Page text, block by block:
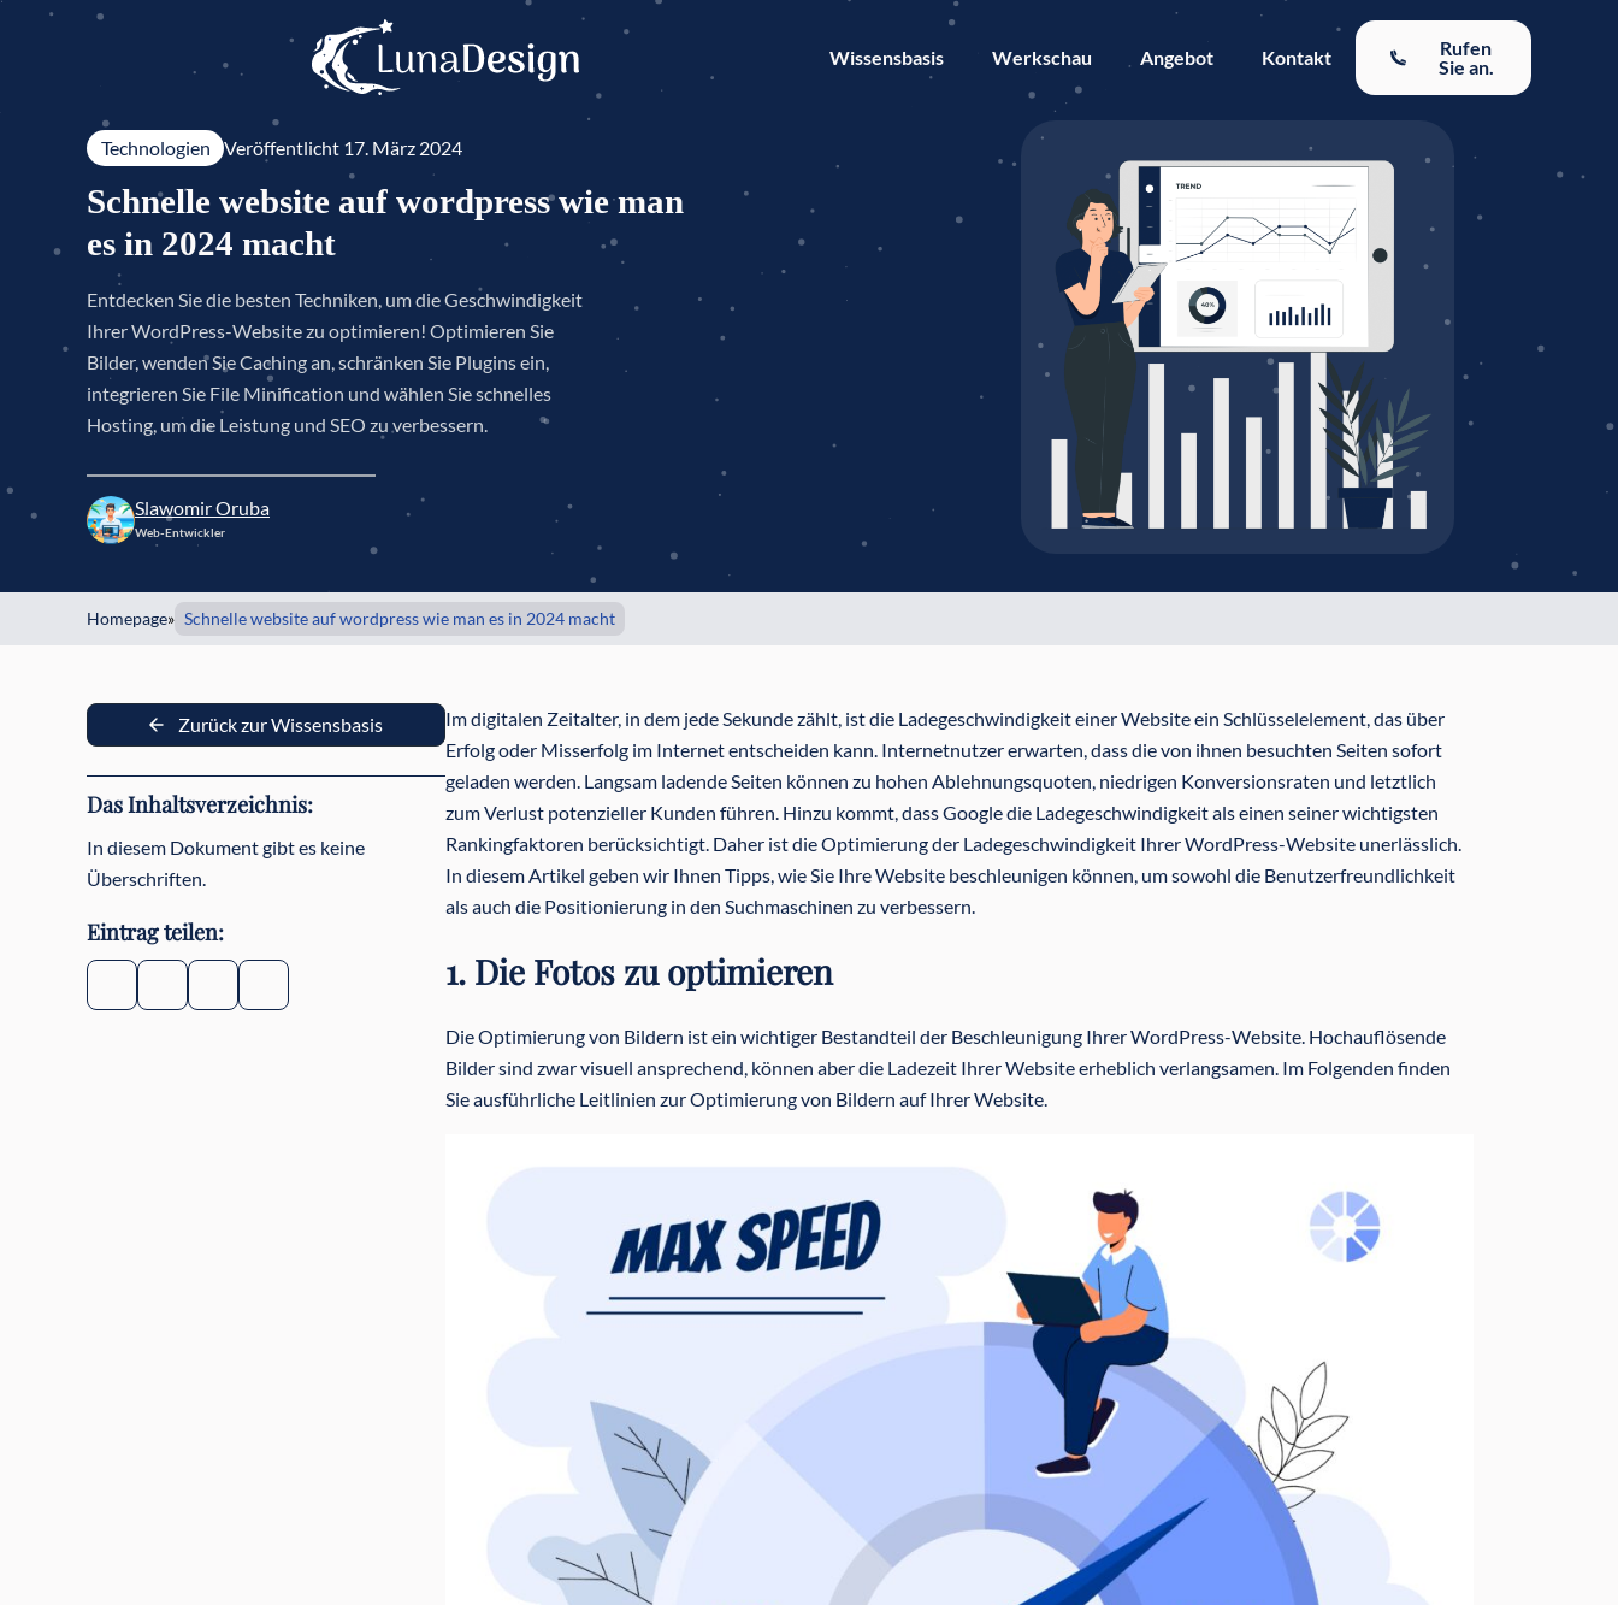
Wissensbasis Werkschau Angebot Kontakt
Rufen
Sie an.
Technologien Veröffentlicht 17. März 2024
Schnelle website auf wordpress wie man
es in 2024 macht
Entdecken Sie die besten Techniken, um die Geschwindigkeit
Ihrer WordPress-Website zu optimieren! Optimieren Sie
Bilder, wenden Sie Caching an, schränken Sie Plugins ein,
integrieren Sie File Minification und wählen Sie schnelles
Hosting, um die Leistung und SEO zu verbessern.
Slawomir Oruba
Web-Entwickler
Homepage» Schnelle website auf wordpress wie man es in 2024 macht
Zurück zur Wissensbasis
Das Inhaltsverzeichnis:
In diesem Dokument gibt es keine
Überschriften.
Eintrag teilen:
Im digitalen Zeitalter, in dem jede Sekunde zählt, ist die Ladegeschwindigkeit einer Website ein Schlüsselelement, das über
Erfolg oder Misserfolg im Internet entscheiden kann. Internetnutzer erwarten, dass die von ihnen besuchten Seiten sofort
geladen werden. Langsam ladende Seiten können zu hohen Ablehnungsquoten, niedrigen Konversionsraten und letztlich
zum Verlust potenzieller Kunden führen. Hinzu kommt, dass Google die Ladegeschwindigkeit als einen seiner wichtigsten
Rankingfaktoren berücksichtigt. Daher ist die Optimierung der Ladegeschwindigkeit Ihrer WordPress-Website unerlässlich.
In diesem Artikel geben wir Ihnen Tipps, wie Sie Ihre Website beschleunigen können, um sowohl die Benutzerfreundlichkeit
als auch die Positionierung in den Suchmaschinen zu verbessern.
1. Die Fotos zu optimieren
Die Optimierung von Bildern ist ein wichtiger Bestandteil der Beschleunigung Ihrer WordPress-Website. Hochauflösende
Bilder sind zwar visuell ansprechend, können aber die Ladezeit Ihrer Website erheblich verlangsamen. Im Folgenden finden
Sie ausführliche Leitlinien zur Optimierung von Bildern auf Ihrer Website.